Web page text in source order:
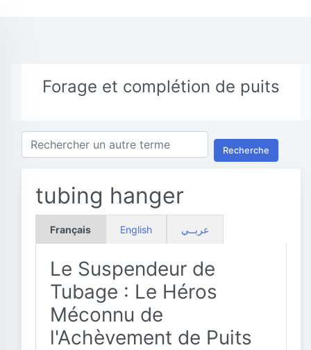
Forage et complétion de puits
Recherche
tubing hanger
Français English عربــي
Le Suspendeur de
Tubage : Le Héros
Méconnu de
l'Achèvement de Puits